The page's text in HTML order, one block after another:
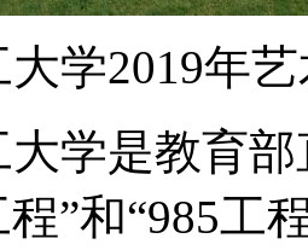
学2019年
大学是教育
程”和“985工